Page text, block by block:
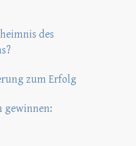
des
zum Erfolg
gewinnen: